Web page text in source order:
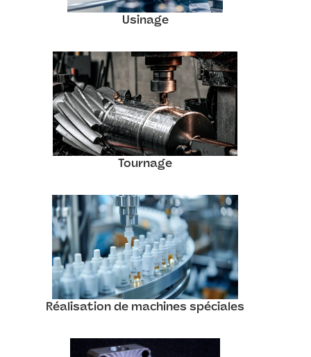
Usinage
Tournage
Réalisation de machines spéciales